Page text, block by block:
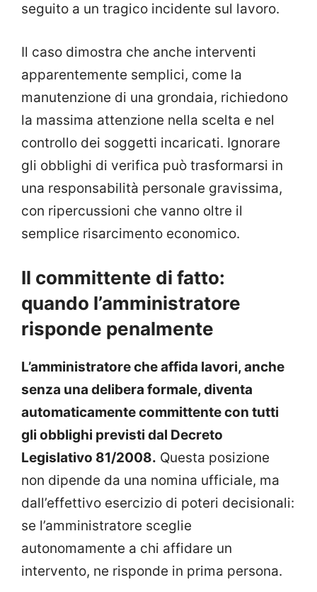
seguito a un tragico incidente sul lavoro.
Il caso dimostra che anche interventi
apparentemente semplici, come la
manutenzione di una grondaia, richiedono
la massima attenzione nella scelta e nel
controllo dei soggetti incaricati. Ignorare
gli obblighi di verifica può trasformarsi in
una responsabilità personale gravissima,
con ripercussioni che vanno oltre il
semplice risarcimento economico.
Il committente di fatto:
quando l’amministratore
risponde penalmente
L’amministratore che affida lavori, anche
senza una delibera formale, diventa
automaticamente committente con tutti
gli obblighi previsti dal Decreto
Legislativo 81/2008. Questa posizione
non dipende da una nomina ufficiale, ma
dall’effettivo esercizio di poteri decisionali:
se l’amministratore sceglie
autonomamente a chi affidare un
intervento, ne risponde in prima persona.